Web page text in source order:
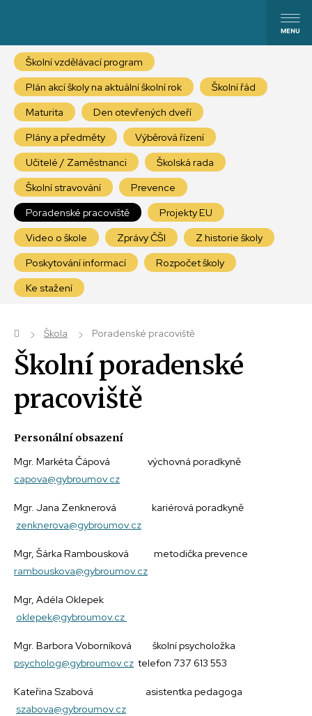
Školní vzdělávací program
Plán akcí školy na aktuální školní rok
Školní řád
Maturita
Den otevřených dveří
Plány a předměty
Výběrová řízení
Učitelé / Zaměstnanci
Školská rada
Školní stravování
Prevence
Poradenské pracoviště
Projekty EU
Video o škole
Zprávy ČŠI
Z historie školy
Poskytování informací
Rozpočet školy
Ke stažení
Škola Poradenské pracoviště
Školní poradenské
pracoviště
Personální obsazení
Mgr. Markéta Čápová výchovná poradkyně
capova@gybroumov.cz
Mgr. Jana Zenknerová kariérová poradkyně
zenknerova@gybroumov.cz
Mgr, Šárka Rambousková metodička prevence
rambouskova@gybroumov.cz
Mgr, Adéla Oklepek
oklepek@gybroumov.cz
Mgr. Barbora Voborníková školní psycholožka
psycholog@gybroumov.cz telefon 737 613 553
Kateřina Szabová asistentka pedagoga
szabova@gybroumov.cz